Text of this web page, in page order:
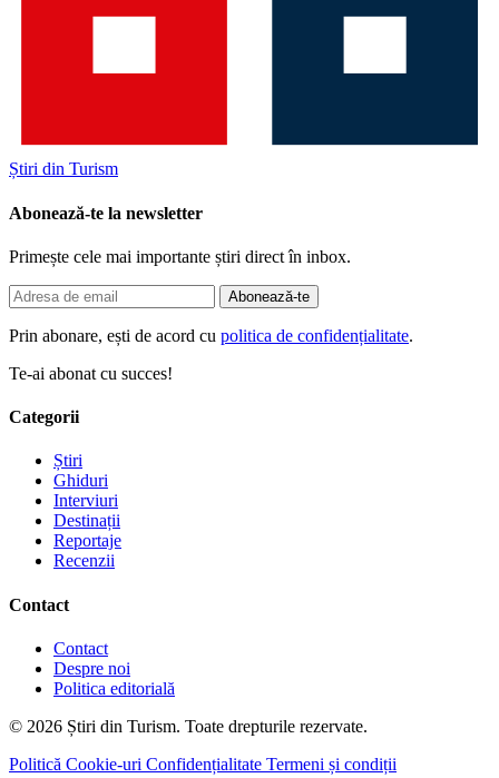
Știri din Turism
Abonează-te la newsletter
Primește cele mai importante știri direct în inbox.
Abonează-te
Prin abonare, ești de acord cu politica de confidențialitate.
Te-ai abonat cu succes!
Categorii
Știri
Ghiduri
Interviuri
Destinații
Reportaje
Recenzii
Contact
Contact
Despre noi
Politica editorială
© 2026 Știri din Turism. Toate drepturile rezervate.
Politică Cookie-uri Confidențialitate Termeni și condiții